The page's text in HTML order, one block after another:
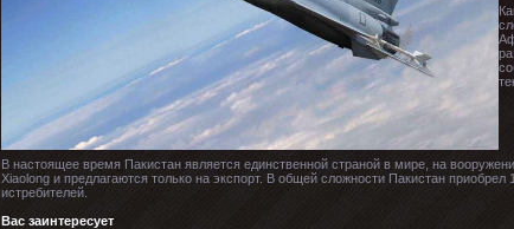
В настоящее время Пакистан является единственной страной в мире, на
Xiaolong и предлагаются только на экспорт. В общей сложности Пакистан
истребителей.
Вас заинтересует